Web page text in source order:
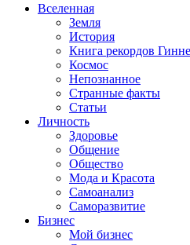
Вселенная
Земля
История
Книга рекордов
Космос
Непознанное
Странные факты
Статьи
Личность
Здоровье
Общение
Общество
Мода и Красота
Самоанализ
Саморазвитие
Бизнес
Мой бизнес